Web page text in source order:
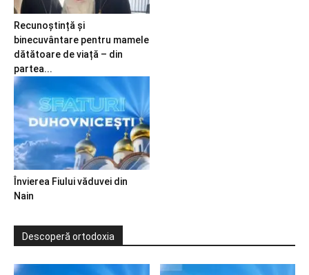
Recunoștință și
binecuvântare pentru mamele
dătătoare de viață – din
partea...
Învierea Fiului văduvei din
Nain
Descoperă ortodoxia